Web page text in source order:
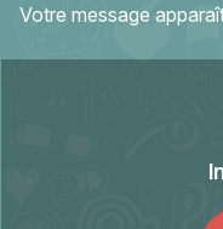
Votre message